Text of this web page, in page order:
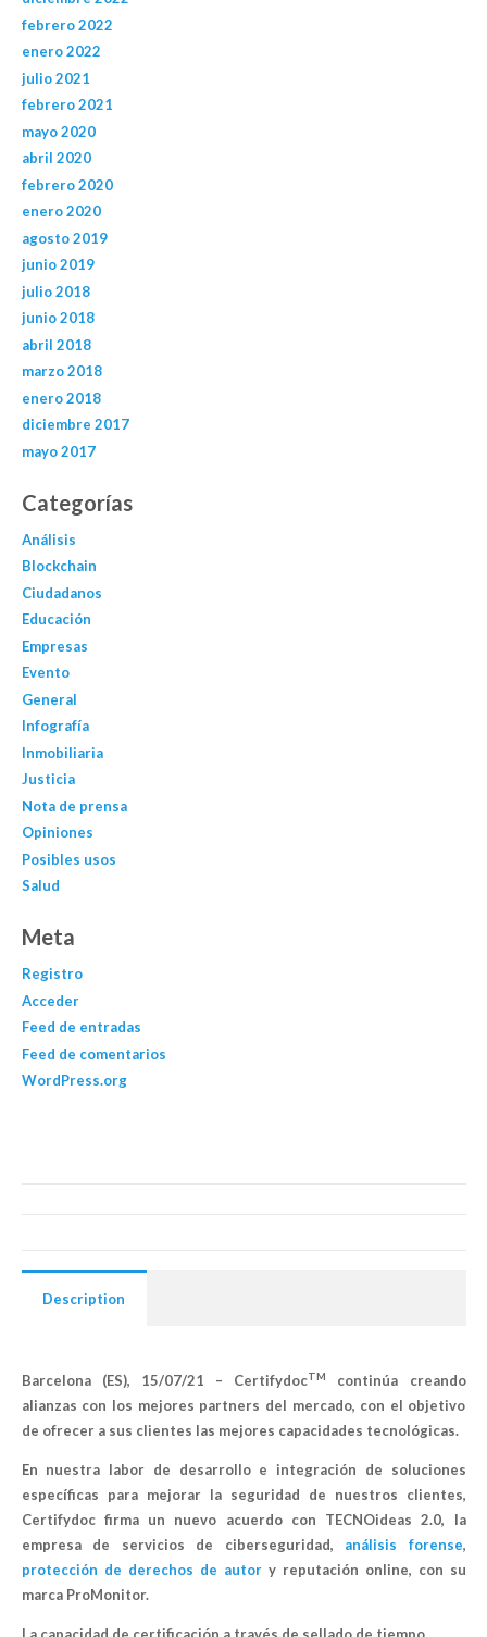
febrero 2022
enero 2022
julio 2021
febrero 2021
mayo 2020
abril 2020
febrero 2020
enero 2020
agosto 2019
junio 2019
julio 2018
junio 2018
abril 2018
marzo 2018
enero 2018
diciembre 2017
mayo 2017
Categorías
Análisis
Blockchain
Ciudadanos
Educación
Empresas
Evento
General
Infografía
Inmobiliaria
Justicia
Nota de prensa
Opiniones
Posibles usos
Salud
Meta
Registro
Acceder
Feed de entradas
Feed de comentarios
WordPress.org
Description
Barcelona (ES), 15/07/21 – CertifydocTM
continúa creando
alianzas con los mejores partners del mercado, con el objetivo
de ofrecer a sus clientes las mejores capacidades tecnológicas.
En nuestra labor de desarrollo e integración de soluciones
específicas para mejorar la seguridad de nuestros clientes,
Certifydoc firma un nuevo acuerdo con TECNOideas 2.0, la
empresa de servicios de ciberseguridad, análisis forense,
protección de derechos de autory reputación online, con su
marca ProMonitor.